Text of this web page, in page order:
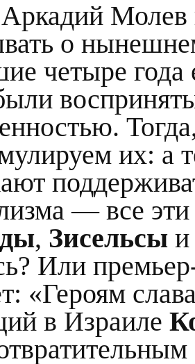
Молев
о
четыре года
их: а
— все
, Зисельсы
Или
«Героям
в Израиле